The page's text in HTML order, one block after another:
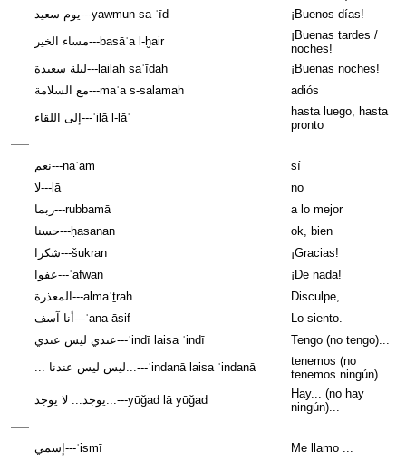
يوم سعيد---yawmun sa ʾīd
¡Buenos días!
مساء الخير---basāʾa l-ḫair
¡Buenas tardes /
noches!
ليلة سعيدة---lailah saʿīdah
¡Buenas noches!
مع السلامة---maʿa s-salamah
adiós
إلى اللقاء---ʾilā l-lāʾ
hasta luego, hasta
pronto
نعم---naʿam
sí
لا---lā
no
ربما---rubbamā
a lo mejor
حسنا---ḥasanan
ok, bien
شكرا---šukran
¡Gracias!
عفوا---ʿafwan
¡De nada!
المعذرة---almaʿṯrah
Disculpe, ...
أنا آسف---ʾana āsif
Lo siento.
عندي ليس عندي---ʿindī laisa ʿindī
Tengo (no tengo)...
... ليس ليس عندنا...---ʿindanā laisa ʿindanā
tenemos (no
tenemos ningún)...
يوجد... لا يوجد...---yūğad lā yūğad
Hay... (no hay
ningún)...
إسمي---ʾismī
Me llamo ...